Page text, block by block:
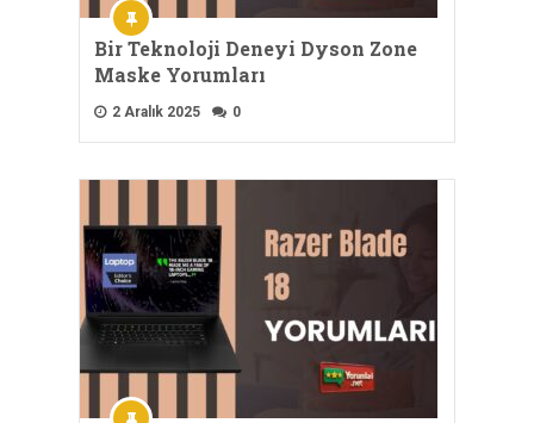
Bir Teknoloji Deneyi Dyson Zone
Maske Yorumları
2 Aralık 2025 0